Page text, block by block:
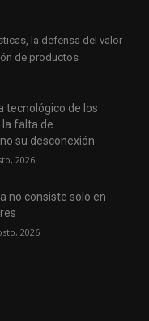
la defensa del valor
de productos
tecnológico de los
la falta de
su desconexión
2026
no consiste solo en
2026